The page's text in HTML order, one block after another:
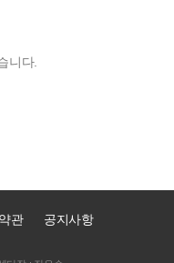
니다.
관 공지사항